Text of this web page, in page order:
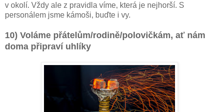
v okolí. Vždy ale z pravidla víme, která je nejhorší. S
personálem jsme kámoši, buďte i vy.
10) Voláme přátelům/rodině/polovičkám, ať nám
doma připraví uhlíky